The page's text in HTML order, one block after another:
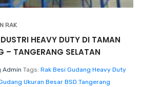
RAK
HEAVY DUTY DI TAMAN
– TANGERANG SELATAN
Admin Tags: Rak Besi Gudang Heavy Duty
Ukuran Besar BSD Tangerang